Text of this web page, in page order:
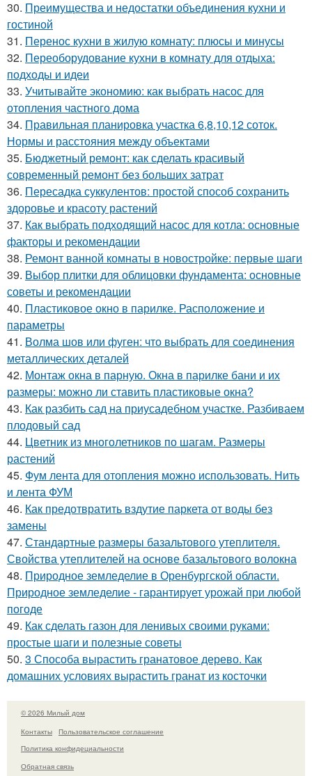
30. Преимущества и недостатки объединения кухни и
гостиной
31. Перенос кухни в жилую комнату: плюсы и минусы
32. Переоборудование кухни в комнату для отдыха:
подходы и идеи
33. Учитывайте экономию: как выбрать насос для
отопления частного дома
34. Правильная планировка участка 6,8,10,12 соток.
Нормы и расстояния между объектами
35. Бюджетный ремонт: как сделать красивый
современный ремонт без больших затрат
36. Пересадка суккулентов: простой способ сохранить
здоровье и красоту растений
37. Как выбрать подходящий насос для котла: основные
факторы и рекомендации
38. Ремонт ванной комнаты в новостройке: первые шаги
39. Выбор плитки для облицовки фундамента: основные
советы и рекомендации
40. Пластиковое окно в парилке. Расположение и
параметры
41. Волма шов или фуген: что выбрать для соединения
металлических деталей
42. Монтаж окна в парную. Окна в парилке бани и их
размеры: можно ли ставить пластиковые окна?
43. Как разбить сад на приусадебном участке. Разбиваем
плодовый сад
44. Цветник из многолетников по шагам. Размеры
растений
45. Фум лента для отопления можно использовать. Нить
и лента ФУМ
46. Как предотвратить вздутие паркета от воды без
замены
47. Стандартные размеры базальтового утеплителя.
Свойства утеплителей на основе базальтового волокна
48. Природное земледелие в Оренбургской области.
Природное земледелие - гарантирует урожай при любой
погоде
49. Как сделать газон для ленивых своими руками:
простые шаги и полезные советы
50. 3 Способа вырастить гранатовое дерево. Как
домашних условиях вырастить гранат из косточки
© 2026 Милый дом
Контакты
Пользовательское соглашение
Политика конфидециальности
Обратная связь